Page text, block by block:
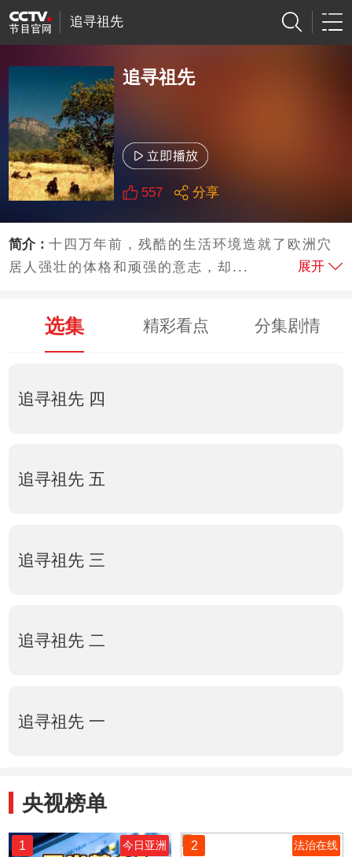
追寻祖先
追寻祖先
557 分享
简介：十四万年前，残酷的生活环境造就了欧洲穴
居人强壮的体格和顽强的意志，却...
展开
选集 精彩看点 分集剧情
追寻祖先 四
追寻祖先 五
追寻祖先 三
追寻祖先 二
追寻祖先 一
央视榜单
1 今日亚洲 2 法治在线